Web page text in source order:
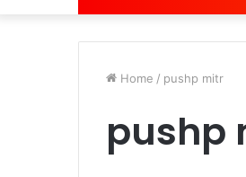
Home / pushp mitr
pushp